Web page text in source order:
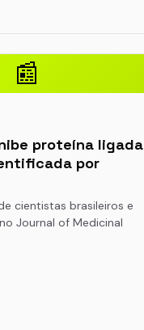
📰
proteína ligada
por
cientistas brasileiros e
Journal of Medicinal